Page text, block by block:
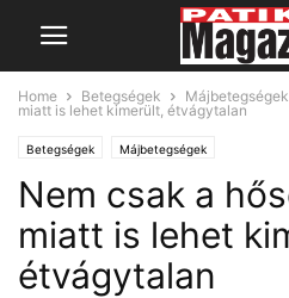
Home Betegségek Májbetegségek
miatt is lehet kimerült, étvágytalan
Betegségek Májbetegségek
Nem csak a
miatt is lehet
étvágytalan